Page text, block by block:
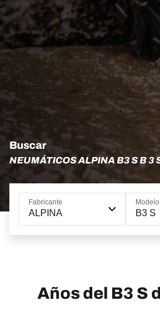
Buscar
NEUMÁTICOS ALPINA B3 S B 3
Fabricante
ALPINA
Modelo
B3 S
Años del B3 S